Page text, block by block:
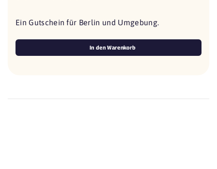
Ein Gutschein für Berlin und Umgebung.
In den Warenkorb